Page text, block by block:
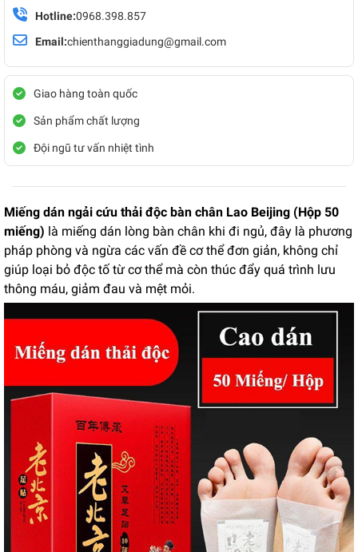
Hotline:0968.398.857
Email:chienthanggiadung@gmail.com
Giao hàng toàn quốc
Sản phẩm chất lượng
Đội ngũ tư vấn nhiệt tình
Miếng dán ngải cứu thải độc bàn chân Lao Beijing (Hộp 50
miếng) là miếng dán lòng bàn chân khi đi ngủ, đây là phương
pháp phòng và ngừa các vấn đề cơ thể đơn giản, không chỉ
giúp loại bỏ độc tố từ cơ thể mà còn thúc đẩy quá trình lưu
thông máu, giảm đau và mệt mỏi.